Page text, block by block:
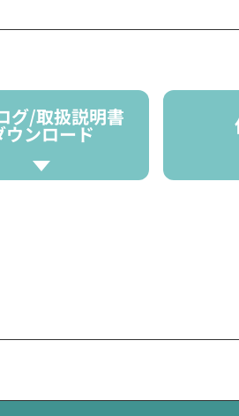
グ/取扱説明書
ウンロード